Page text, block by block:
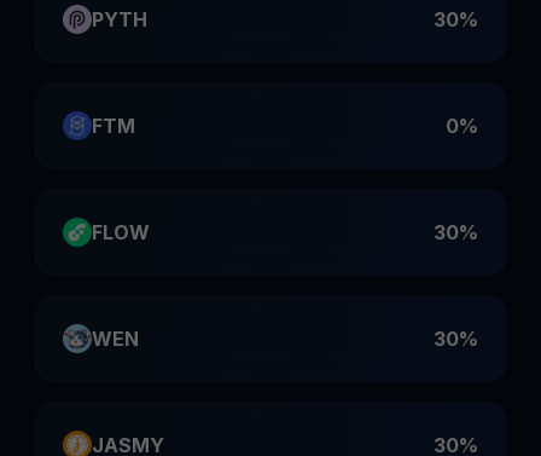
PYTH 30%
FTM 0%
FLOW 30%
WEN 30%
JASMY 30%